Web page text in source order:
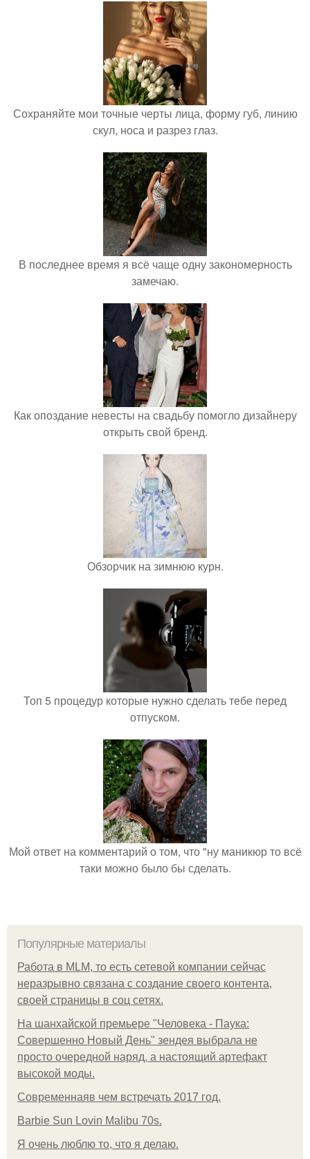
Сохраняйте мои точные черты лица, форму губ, линию
скул, носа и разрез глаз.
В последнее время я всё чаще одну закономерность
замечаю.
Как опоздание невесты на свадьбу помогло дизайнеру
открыть свой бренд.
Обзорчик на зимнюю курн.
Топ 5 процедур которые нужно сделать тебе перед
отпуском.
Мой ответ на комментарий о том, что "ну маникюр то всё
таки можно было бы сделать.
Популярные материалы
Работа в MLM, то есть сетевой компании сейчас
неразрывно связана с создание своего контента,
своей страницы в соц сетях.
На шанхайской премьере "Человека - Паука:
Совершенно Новый День" зендея выбрала не
просто очередной наряд, а настоящий артефакт
высокой моды.
Современнаяв чем встречать 2017 год.
Barbie Sun Lovin Malibu 70s.
Я очень люблю то, что я делаю.